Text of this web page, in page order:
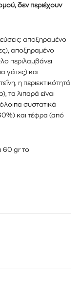
τα νέα
email σας
εγγραφής
ιδιωτικότητά σας
Οι
Απορρήτου
δεν περιέχουν
αποξηραμένο
, αποξηραμένο
περιλαμβάνει
γάτες) και
η περιεκτικότητά
τα λιπαρά είναι
συστατικά
και τέφρα (από
60 grτο